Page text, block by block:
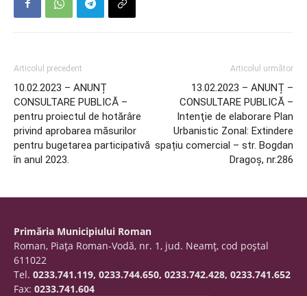
Articolul precedent
10.02.2023 – ANUNȚ
CONSULTARE PUBLICĂ –
pentru proiectul de hotărâre
privind aprobarea măsurilor
pentru bugetarea participativă
în anul 2023.
Articolul următor
13.02.2023 – ANUNȚ –
CONSULTARE PUBLICĂ –
Intenţie de elaborare Plan
Urbanistic Zonal: Extindere
spațiu comercial – str. Bogdan
Dragoș, nr.286
Primăria Municipiului Roman
Roman, Piaţa Roman-Vodă, nr. 1, jud. Neamţ, cod poştal
611022
Tel. 0233.741.119, 0233.744.650, 0233.742.428, 0233.741.652
Fax: 0233.741.604